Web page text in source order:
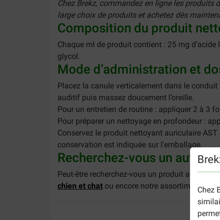
Chez
Chez Brekz, commandez en ligne les produits
large choix de produits et achetez dès
Composition du produit
Chaque ml de produit contient : 25 mg
glycol.
Mode d’administration et
Placez la canule verticalement dans le
auditif puis massez doucement l’oreille.
Pour un entretien de routine : appliquer 2 à 3
Pour préparer un nettoyage en profondeur :
Conservez le produit nettoyant auriculaire
conservation est indiquée sur l'emballage.
Recherchez-vous un autre
Peut-être recherchez-vous un produit adapté
chien et chat ou encore notre assortiment